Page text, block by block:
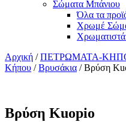
Σώματα Μπάνιου
Όλα τα
Χρωμέ
Αρχική /ΠΕΤΡΩΜΑΤΑ-
Κήπου /Βρυσάκια / Βρύση
Βρύση Kuopio